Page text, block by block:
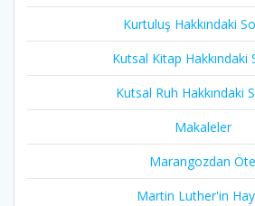
Kurtuluş Hakkındaki
Kutsal Kitap Hakkındaki
Kutsal Ruh Hakkındaki
Makaleler
Marangozdan Öte
Martin Luther'in